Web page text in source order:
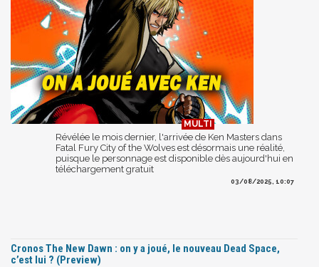
Révélée le mois dernier, l'arrivée de Ken Masters dans
Fatal Fury City of the Wolves est désormais une réalité,
puisque le personnage est disponible dès aujourd'hui en
téléchargement gratuit
03/08/2025, 10:07
Cronos The New Dawn : on y a joué, le nouveau Dead Space,
c’est lui ? (Preview)